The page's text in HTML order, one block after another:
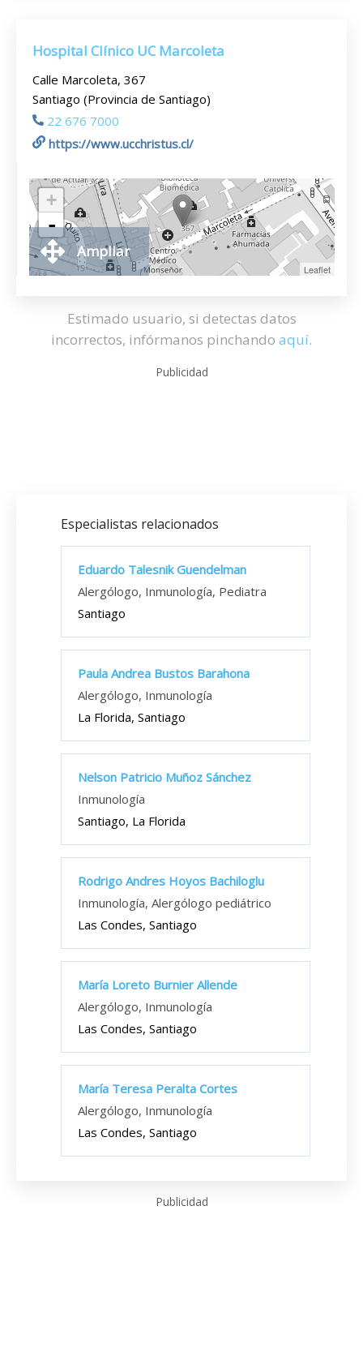
Hospital Clínico UC Marcoleta
Calle Marcoleta, 367
Santiago (Provincia de Santiago)
22 676 7000
https://www.ucchristus.cl/
+
-
Leaflet
Ampliar
Estimado usuario, si detectas datos
incorrectos, infórmanos pinchando aquí.
Publicidad
Especialistas relacionados
Eduardo Talesnik Guendelman
Alergólogo, Inmunología, Pediatra
Santiago
Paula Andrea Bustos Barahona
Alergólogo, Inmunología
La Florida, Santiago
Nelson Patricio Muñoz Sánchez
Inmunología
Santiago, La Florida
Rodrigo Andres Hoyos Bachiloglu
Inmunología, Alergólogo pediátrico
Las Condes, Santiago
María Loreto Burnier Allende
Alergólogo, Inmunología
Las Condes, Santiago
María Teresa Peralta Cortes
Alergólogo, Inmunología
Las Condes, Santiago
Publicidad